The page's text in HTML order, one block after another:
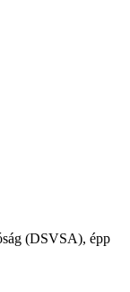
(DSVSA), épp